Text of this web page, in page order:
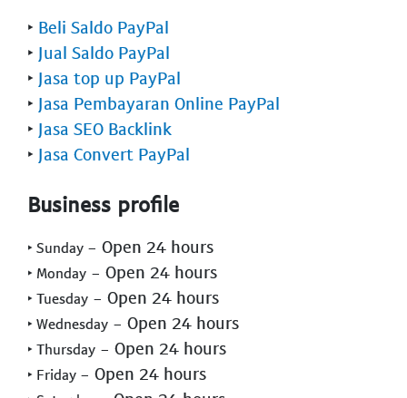
‣ Beli Saldo PayPal
‣ Jual Saldo PayPal
‣ Jasa top up PayPal
‣ Jasa Pembayaran Online PayPal
‣ Jasa SEO Backlink
‣ Jasa Convert PayPal
Business profile
‣ Sunday - Open 24 hours
‣ Monday - Open 24 hours
‣ Tuesday - Open 24 hours
‣ Wednesday - Open 24 hours
‣ Thursday - Open 24 hours
‣ Friday - Open 24 hours